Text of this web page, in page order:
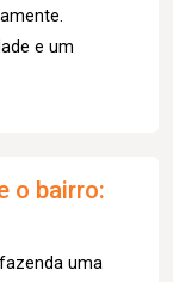
e um
o bairro:
uma